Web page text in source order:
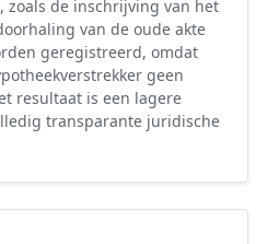
zoals de inschrijving van het
van de oude akte
geregistreerd, omdat
geen
resultaat is een lagere
transparante juridische